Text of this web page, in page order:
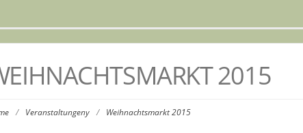
2015
/ Veranstaltungeny / Weihnachtsmarkt 2015